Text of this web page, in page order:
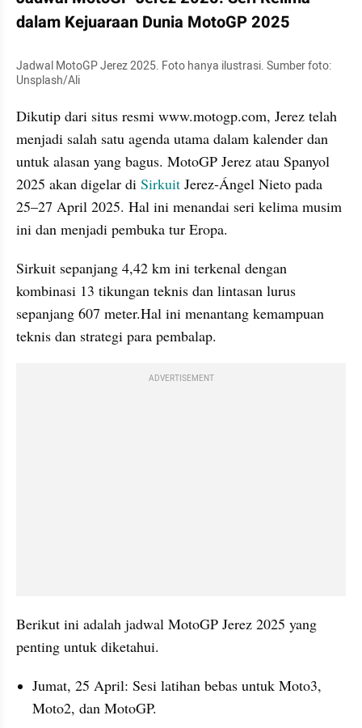
dalam Kejuaraan Dunia MotoGP 2025
Jadwal MotoGP Jerez 2025. Foto hanya ilustrasi. Sumber foto:
Unsplash/Ali
Dikutip dari situs resmi www.motogp.com, Jerez telah
menjadi salah satu agenda utama dalam kalender dan
untuk alasan yang bagus. MotoGP Jerez atau Spanyol
2025 akan digelar di Sirkuit Jerez-Ángel Nieto pada
25–27 April 2025. Hal ini menandai seri kelima musim
ini dan menjadi pembuka tur Eropa.
Sirkuit sepanjang 4,42 km ini terkenal dengan
kombinasi 13 tikungan teknis dan lintasan lurus
sepanjang 607 meter.Hal ini menantang kemampuan
teknis dan strategi para pembalap.
ADVERTISEMENT
Berikut ini adalah jadwal MotoGP Jerez 2025 yang
penting untuk diketahui.
Jumat, 25 April: Sesi latihan bebas untuk Moto3,
Moto2, dan MotoGP.